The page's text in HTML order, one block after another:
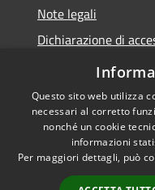
Note legali
Dichiarazione di
Obbietivi di
Accessibilità
Questo sito web utilizza
necessari al corretto
nonché un cookie
informazioni
Per maggiori dettagli, può